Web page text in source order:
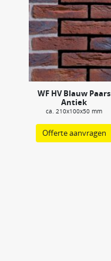
WF HV Blauw Paars
Antiek
ca. 210x100x50 mm
Offerte aanvragen